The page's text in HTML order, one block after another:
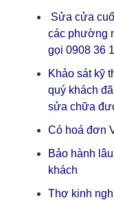
Sửa cửa
các phường
gọi 0908 36
Khảo sát kỹ
quý khách
sửa chữa
Có hoá đơn
Bảo hành
khách
Thợ kinh